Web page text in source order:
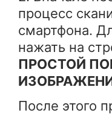
процесс
смартфона.
нажать на
ПРОСТОЙ
После этого